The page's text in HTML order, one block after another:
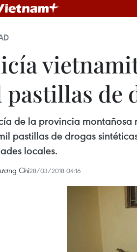
de
de la provincia montañosa
pastillas de drogas
locales.
Chi28/03/2018 04:16